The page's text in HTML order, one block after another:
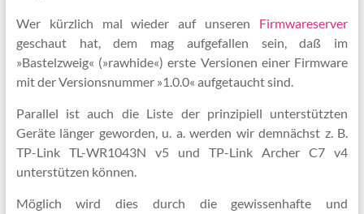
Wer kürzlich mal wieder auf unseren Firmwareserver
geschaut hat, dem mag aufgefallen sein, daß im
»Bastelzweig« (»rawhide«) erste Versionen einer Firmware
mit der Versionsnummer »1.0.0« aufgetaucht sind.
Parallel ist auch die Liste der prinzipiell unterstützten
Geräte länger geworden, u. a. werden wir demnächst z. B.
TP-Link TL-WR1043N v5 und TP-Link Archer C7 v4
unterstützen können.
Möglich wird dies durch die gewissenhafte und